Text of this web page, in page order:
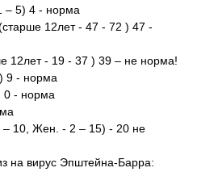
– 5) 4 - норма
12лет - 47 - 72 ) 47 -
12лет - 19 - 37 ) 39 – не норма!
9 - норма
0 - норма
10, Жен. - 2 – 15) - 20 не
на вирус Эпштейна-Барра: